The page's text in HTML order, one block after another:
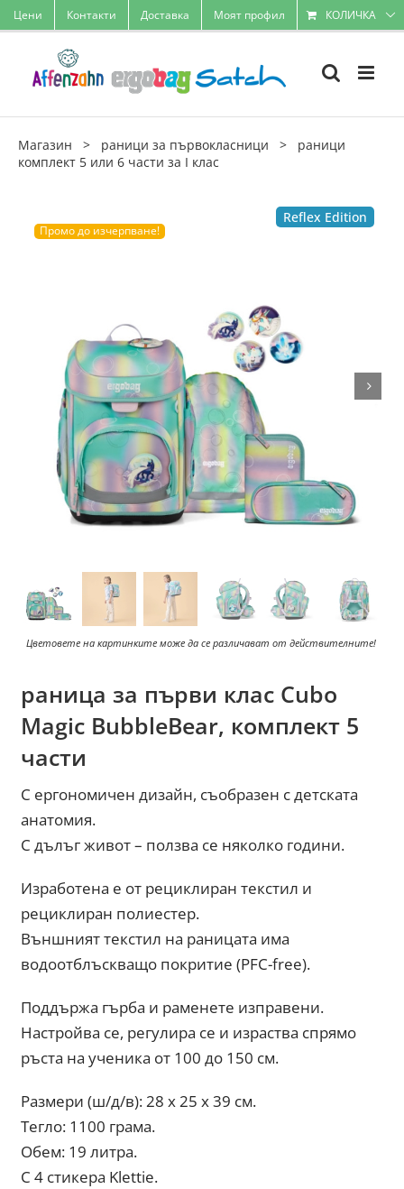
Skip
to
Цени Контакти Доставка Моят профил КОЛИЧКА
Магазин > раници за първокласници > раници
комплект 5 или 6 части за I клас
Reflex Edition
Промо до изчерпване!
Цветовете на картинките може да се различават от действителните!
раница за първи клас Cubo
Magic BubbleBear, комплект 5
части
С ергономичен дизайн, съобразен с детската
анатомия.
С дълъг живот – ползва се няколко години.
Изработена е от рециклиран текстил и
рециклиран полиестер.
Външният текстил на раницата има
водоотблъскващо покритие (PFC-free).
Поддържа гърба и раменете изправени.
Настройва се, регулира се и израства спрямо
ръста на ученика от 100 до 150 см.
Размери (ш/д/в): 28 x 25 x 39 см.
Тегло: 1100 грама.
Обем: 19 литра.
С 4 стикера Klettie.